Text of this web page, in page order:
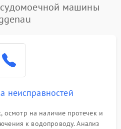
машины
неисправностей
на наличие протечек и
к водопроводу. Анализ